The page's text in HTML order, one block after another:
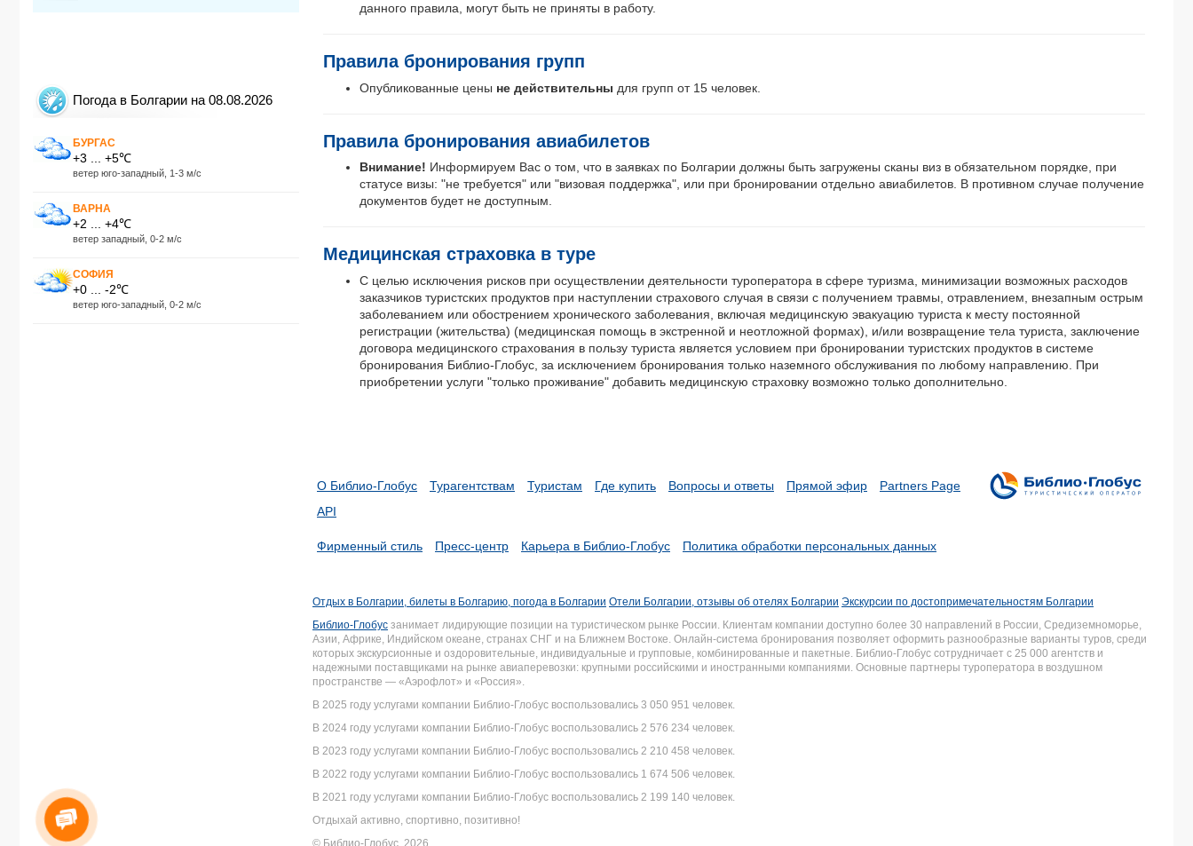
Погода в Болгарии на 08.08.2026
БУРГАС
+3 ... +5℃
ветер юго-западный, 1-3 м/с
ВАРНА
+2 ... +4℃
ветер западный, 0-2 м/с
СОФИЯ
+0 ... -2℃
ветер юго-западный, 0-2 м/с
данного правила, могут быть не приняты в работу.
Правила бронирования групп
Опубликованные цены не действительны для групп от 15 человек.
Правила бронирования авиабилетов
Внимание! Информируем Вас о том, что в заявках по Болгарии должны быть загружены сканы виз в обязательном порядке, при
статусе визы: "не требуется" или "визовая поддержка", или при бронировании отдельно авиабилетов. В противном случае получение
документов будет не доступным.
Медицинская страховка в туре
С целью исключения рисков при осуществлении деятельности туроператора в сфере туризма, минимизации возможных расходов
заказчиков туристских продуктов при наступлении страхового случая в связи с получением травмы, отравлением, внезапным острым
заболеванием или обострением хронического заболевания, включая медицинскую эвакуацию туриста к месту постоянной
регистрации (жительства) (медицинская помощь в экстренной и неотложной формах), и/или возвращение тела туриста, заключение
договора медицинского страхования в пользу туриста является условием при бронировании туристских продуктов в системе
бронирования Библио-Глобус, за исключением бронирования только наземного обслуживания по любому направлению. При
приобретении услуги "только проживание" добавить медицинскую страховку возможно только дополнительно.
О Библио-Глобус Турагентствам Туристам Где купить Вопросы и ответы Прямой эфир
Partners Page
API
Фирменный стиль Пресс-центр Карьера в Библио-Глобус Политика обработки персональных данных
Отдых в Болгарии, билеты в Болгарию, погода в Болгарии Отели Болгарии, отзывы об отелях Болгарии Экскурсии по достопримечательностям Болгарии
Библио-Глобус занимает лидирующие позиции на туристическом рынке России. Клиентам компании доступно более 30 направлений в России, Средиземноморье,
Азии, Африке, Индийском океане, странах СНГ и на Ближнем Востоке. Онлайн-система бронирования позволяет оформить разнообразные варианты туров, среди
которых экскурсионные и оздоровительные, индивидуальные и групповые, комбинированные и пакетные. Библио-Глобус сотрудничает с 25 000 агентств и
надежными поставщиками на рынке авиаперевозки: крупными российскими и иностранными компаниями. Основные партнеры туроператора в воздушном
пространстве — «Аэрофлот» и «Россия».
В 2025 году услугами компании Библио-Глобус воспользовались 3 050 951 человек.
В 2024 году услугами компании Библио-Глобус воспользовались 2 576 234 человек.
В 2023 году услугами компании Библио-Глобус воспользовались 2 210 458 человек.
В 2022 году услугами компании Библио-Глобус воспользовались 1 674 506 человек.
В 2021 году услугами компании Библио-Глобус воспользовались 2 199 140 человек.
Отдыхай активно, спортивно, позитивно!
© Библио-Глобус, 2026